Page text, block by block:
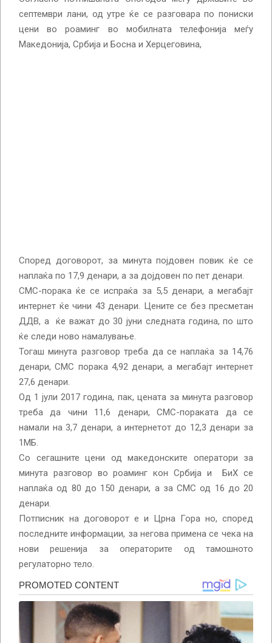
септември лани, од утре ќе се разговара по пониски
цени во роаминг во мобилната телефонија меѓу
Македонија, Србија и Босна и Херцеговина,
Според договорот, за минута појдовен повик ќе се
наплаќа по 17,9 денари, а за дојдовен по пет денари.
СМС-порака ќе се испраќа за 5,5 денари, а мегабајт
интернет ќе чини 43 денари. Цените се без пресметан
ДДВ, а ќе важат до 30 јуни следната година, по што
ќе следи ново намалување.
Тогаш минута разговор треба да се наплаќа за 14,76
денари, СМС порака 4,92 денари, а мегабајт интернет
27,6 денари.
Од 1 јули 2017 година, пак, цената за минута разговор
треба да чини 11,6 денари, СМС-пораката да се
намали на 3,7 денари, а интернетот до 12,3 денари за
1МБ.
Со сегашните цени од македонските оператори за
минута разговор во роаминг кон Србија и БиХ се
наплаќа од 80 до 150 денари, а за СМС од 16 до 20
денари.
Потписник на договорот е и Црна Гора но, според
последните информации, за негова примена се чека на
нови решенија за операторите од тамошното
регулаторно тело.